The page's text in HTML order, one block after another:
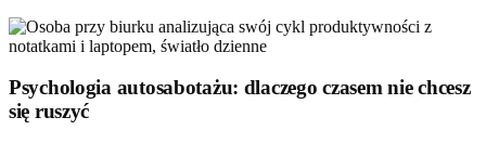
Psychologia autosabotażu: dlaczego czasem nie chcesz
się ruszyć